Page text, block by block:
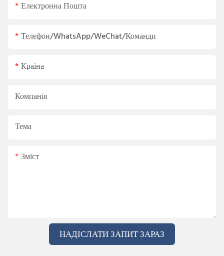
Електронна Пошта
Телефон/WhatsApp/WeChat/Команди
Країна
Компанія
Тема
Зміст
НАДІСЛАТИ ЗАПИТ ЗАРАЗ